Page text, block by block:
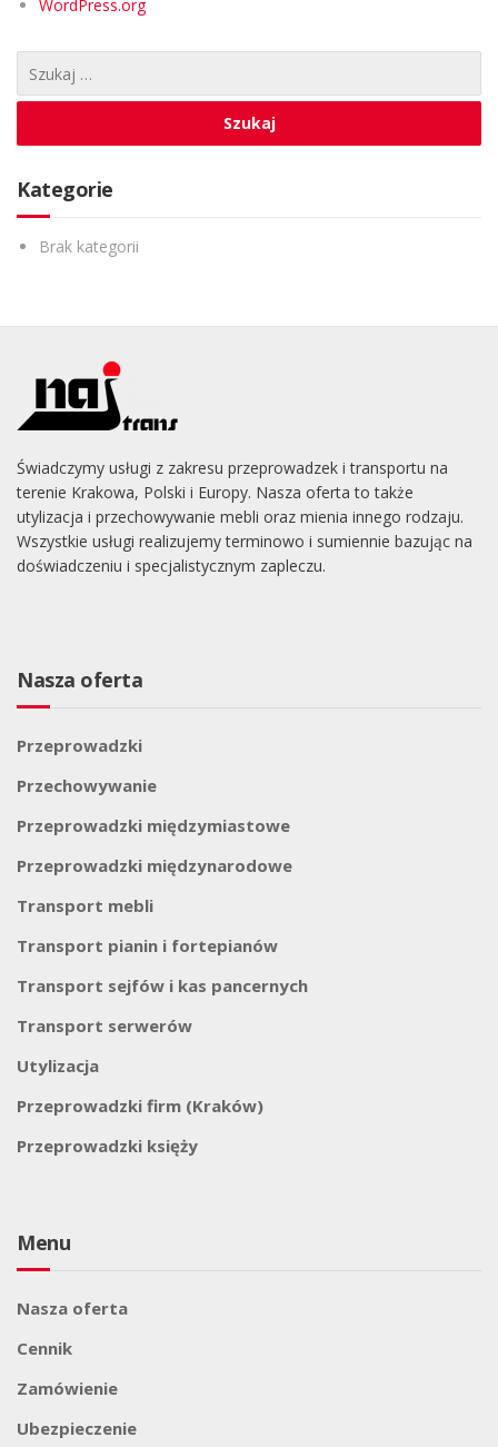
WordPress.org
Kategorie
Brak kategorii
Świadczymy usługi z zakresu przeprowadzek i transportu na
terenie Krakowa, Polski i Europy. Nasza oferta to także
utylizacja i przechowywanie mebli oraz mienia innego rodzaju.
Wszystkie usługi realizujemy terminowo i sumiennie bazując na
doświadczeniu i specjalistycznym zapleczu.
Nasza oferta
Przeprowadzki
Przechowywanie
Przeprowadzki międzymiastowe
Przeprowadzki międzynarodowe
Transport mebli
Transport pianin i fortepianów
Transport sejfów i kas pancernych
Transport serwerów
Utylizacja
Przeprowadzki firm (Kraków)
Przeprowadzki księży
Menu
Nasza oferta
Cennik
Zamówienie
Ubezpieczenie